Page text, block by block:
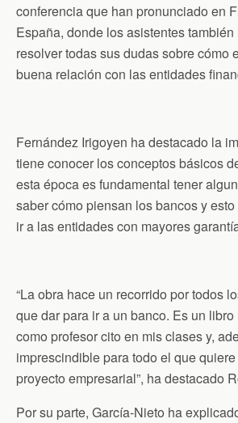
conferencia que han pronunciado en
España, donde los asistentes
resolver todas sus dudas sobre cómo
buena relación con las entidades
Fernández Irigoyen ha destacado la
tiene conocer los conceptos básicos
esta época es fundamental tener
saber cómo piensan los bancos y
ir a las entidades con mayores
“La obra hace un recorrido por todos
que dar para ir a un banco. Es un
como profesor cito en mis clases y,
imprescindible para todo el que
proyecto empresarial”, ha destacado
Por su parte, García-Nieto ha